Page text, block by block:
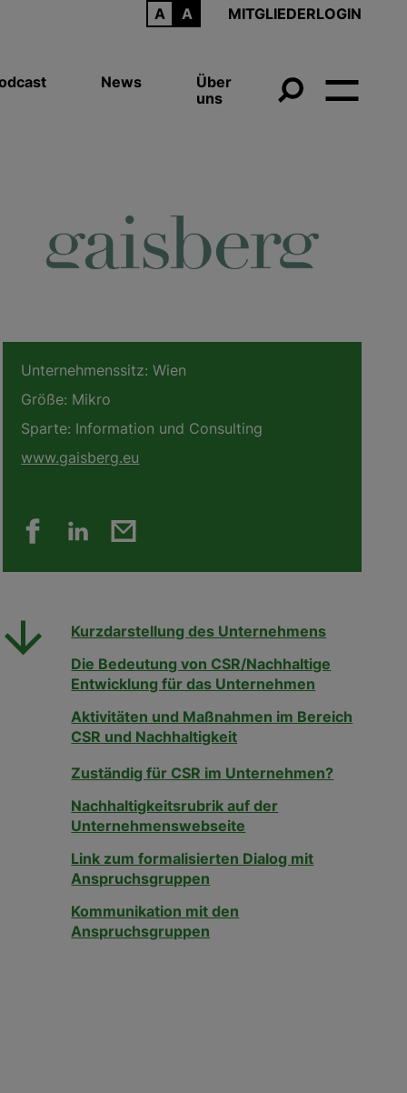
MITGLIEDERLOGIN
News
Über
uns
Unternehmenssitz: Wien
Größe: Mikro
Sparte: Information und Consulting
www.gaisberg.eu
Kurzdarstellung des Unternehmens
Die Bedeutung von CSR/Nachhaltige
Entwicklung für das Unternehmen
Aktivitäten und Maßnahmen im Bereich
CSR und Nachhaltigkeit
Zuständig für CSR im Unternehmen?
Nachhaltigkeitsrubrik auf der
Unternehmenswebseite
Link zum formalisierten Dialog mit
Anspruchsgruppen
Kommunikation mit den
Anspruchsgruppen